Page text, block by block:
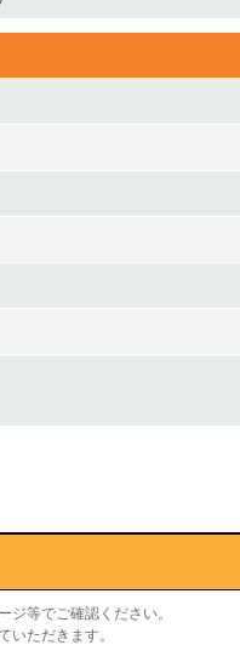
等でご確認ください。
ただきます。